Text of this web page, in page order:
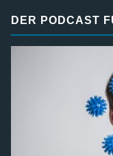
DER PODCAST